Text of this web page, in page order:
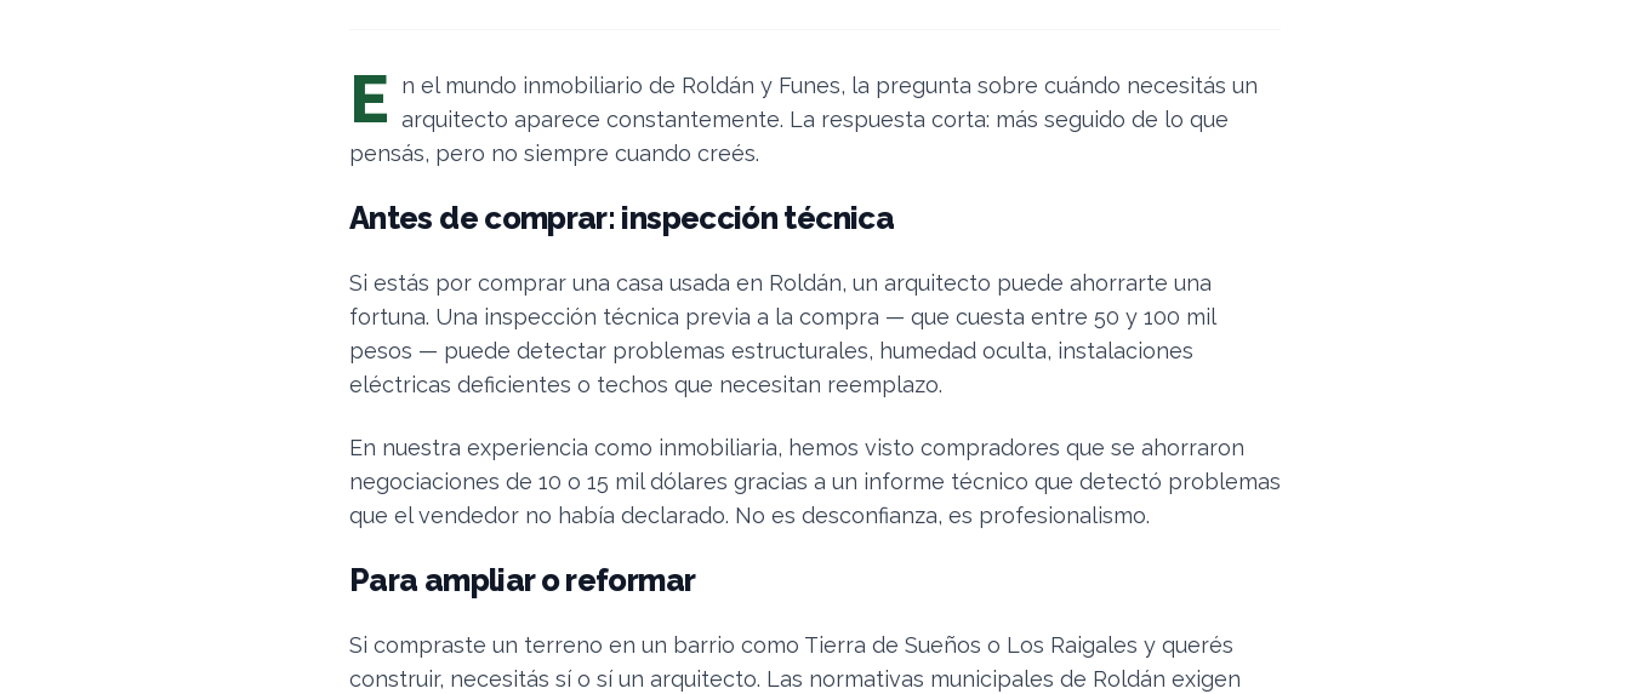
E
n el mundo inmobiliario de Roldán y Funes, la pregunta sobre cuándo necesitás un
arquitecto aparece constantemente. La respuesta corta: más seguido de lo que
pensás, pero no siempre cuando creés.
Antes de comprar: inspección técnica
Si estás por comprar una casa usada en Roldán, un arquitecto puede ahorrarte una
fortuna. Una inspección técnica previa a la compra — que cuesta entre 50 y 100 mil
pesos — puede detectar problemas estructurales, humedad oculta, instalaciones
eléctricas deficientes o techos que necesitan reemplazo.
En nuestra experiencia como inmobiliaria, hemos visto compradores que se ahorraron
negociaciones de 10 o 15 mil dólares gracias a un informe técnico que detectó problemas
que el vendedor no había declarado. No es desconfianza, es profesionalismo.
Para ampliar o reformar
Si compraste un terreno en un barrio como Tierra de Sueños o Los Raigales y querés
construir, necesitás sí o sí un arquitecto. Las normativas municipales de Roldán exigen